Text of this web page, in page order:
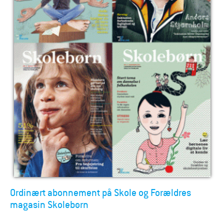
Ordinært abonnement på Skole og Forældres
magasin Skolebørn